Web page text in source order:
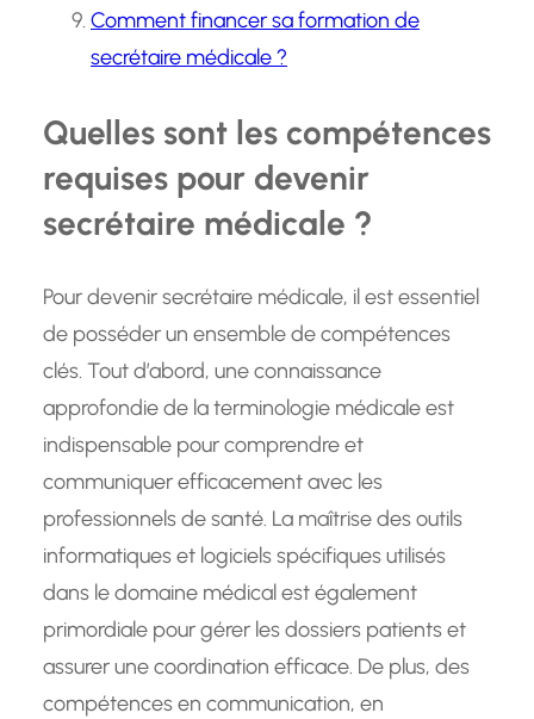
Comment financer sa formation de
secrétaire médicale ?
Quelles sont les compétences
requises pour devenir
secrétaire médicale ?
Pour devenir secrétaire médicale, il est essentiel
de posséder un ensemble de compétences
clés. Tout d’abord, une connaissance
approfondie de la terminologie médicale est
indispensable pour comprendre et
communiquer efficacement avec les
professionnels de santé. La maîtrise des outils
informatiques et logiciels spécifiques utilisés
dans le domaine médical est également
primordiale pour gérer les dossiers patients et
assurer une coordination efficace. De plus, des
compétences en communication, en